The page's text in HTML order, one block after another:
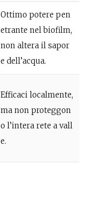
Ottimo potere pen
etrante nel biofilm,
non altera il sapor
e dell’acqua.
Efficaci localmente,
ma non proteggon
o l’intera rete a vall
e.